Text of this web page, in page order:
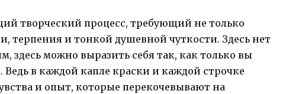
творческий процесс, требующий не только
терпения и тонкой душевной чуткости. Здесь нет
здесь можно выразить себя так, как только вы
в каждой капле краски и каждой строчке
и опыт, которые перекочевывают на